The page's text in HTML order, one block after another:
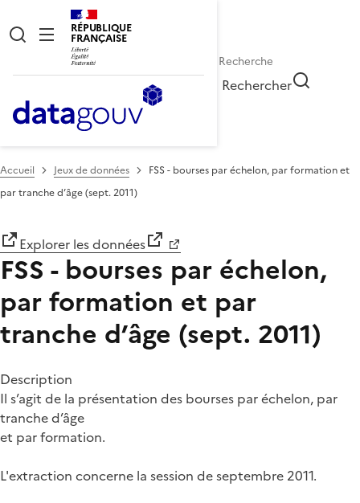
RÉPUBLIQUE
FRANÇAISE
Rechercher
Accueil Jeux de données
FSS - bourses par échelon, par formation et
par tranche d’âge (sept. 2011)
Explorer les données
FSS - bourses par échelon,
par formation et par
tranche d’âge (sept. 2011)
Description
Il s’agit de la présentation des bourses par échelon, par
tranche d’âge
et par formation.
L'extraction concerne la session de septembre 2011.